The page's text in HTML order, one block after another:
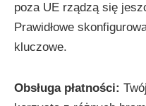
poza UE rządzą się
Prawidłowe
kluczowe.
Obsługa płatności: